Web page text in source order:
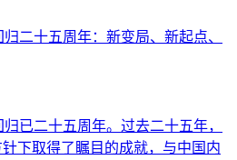
归二十五周年：新变局、新起点、
已二十五周年。过去二十五年，
下取得了瞩目的成就，与中国内